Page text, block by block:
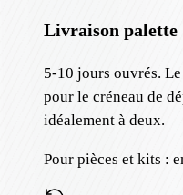
Livraison palette
5-10 jours ouvrés.
pour le créneau de
idéalement à deux.
Pour pièces et kits :